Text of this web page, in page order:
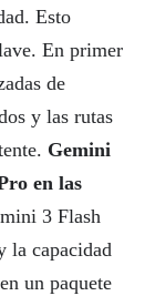
Esto
En primer
de
y las rutas
Gemini
en las
3 Flash
la capacidad
un paquete